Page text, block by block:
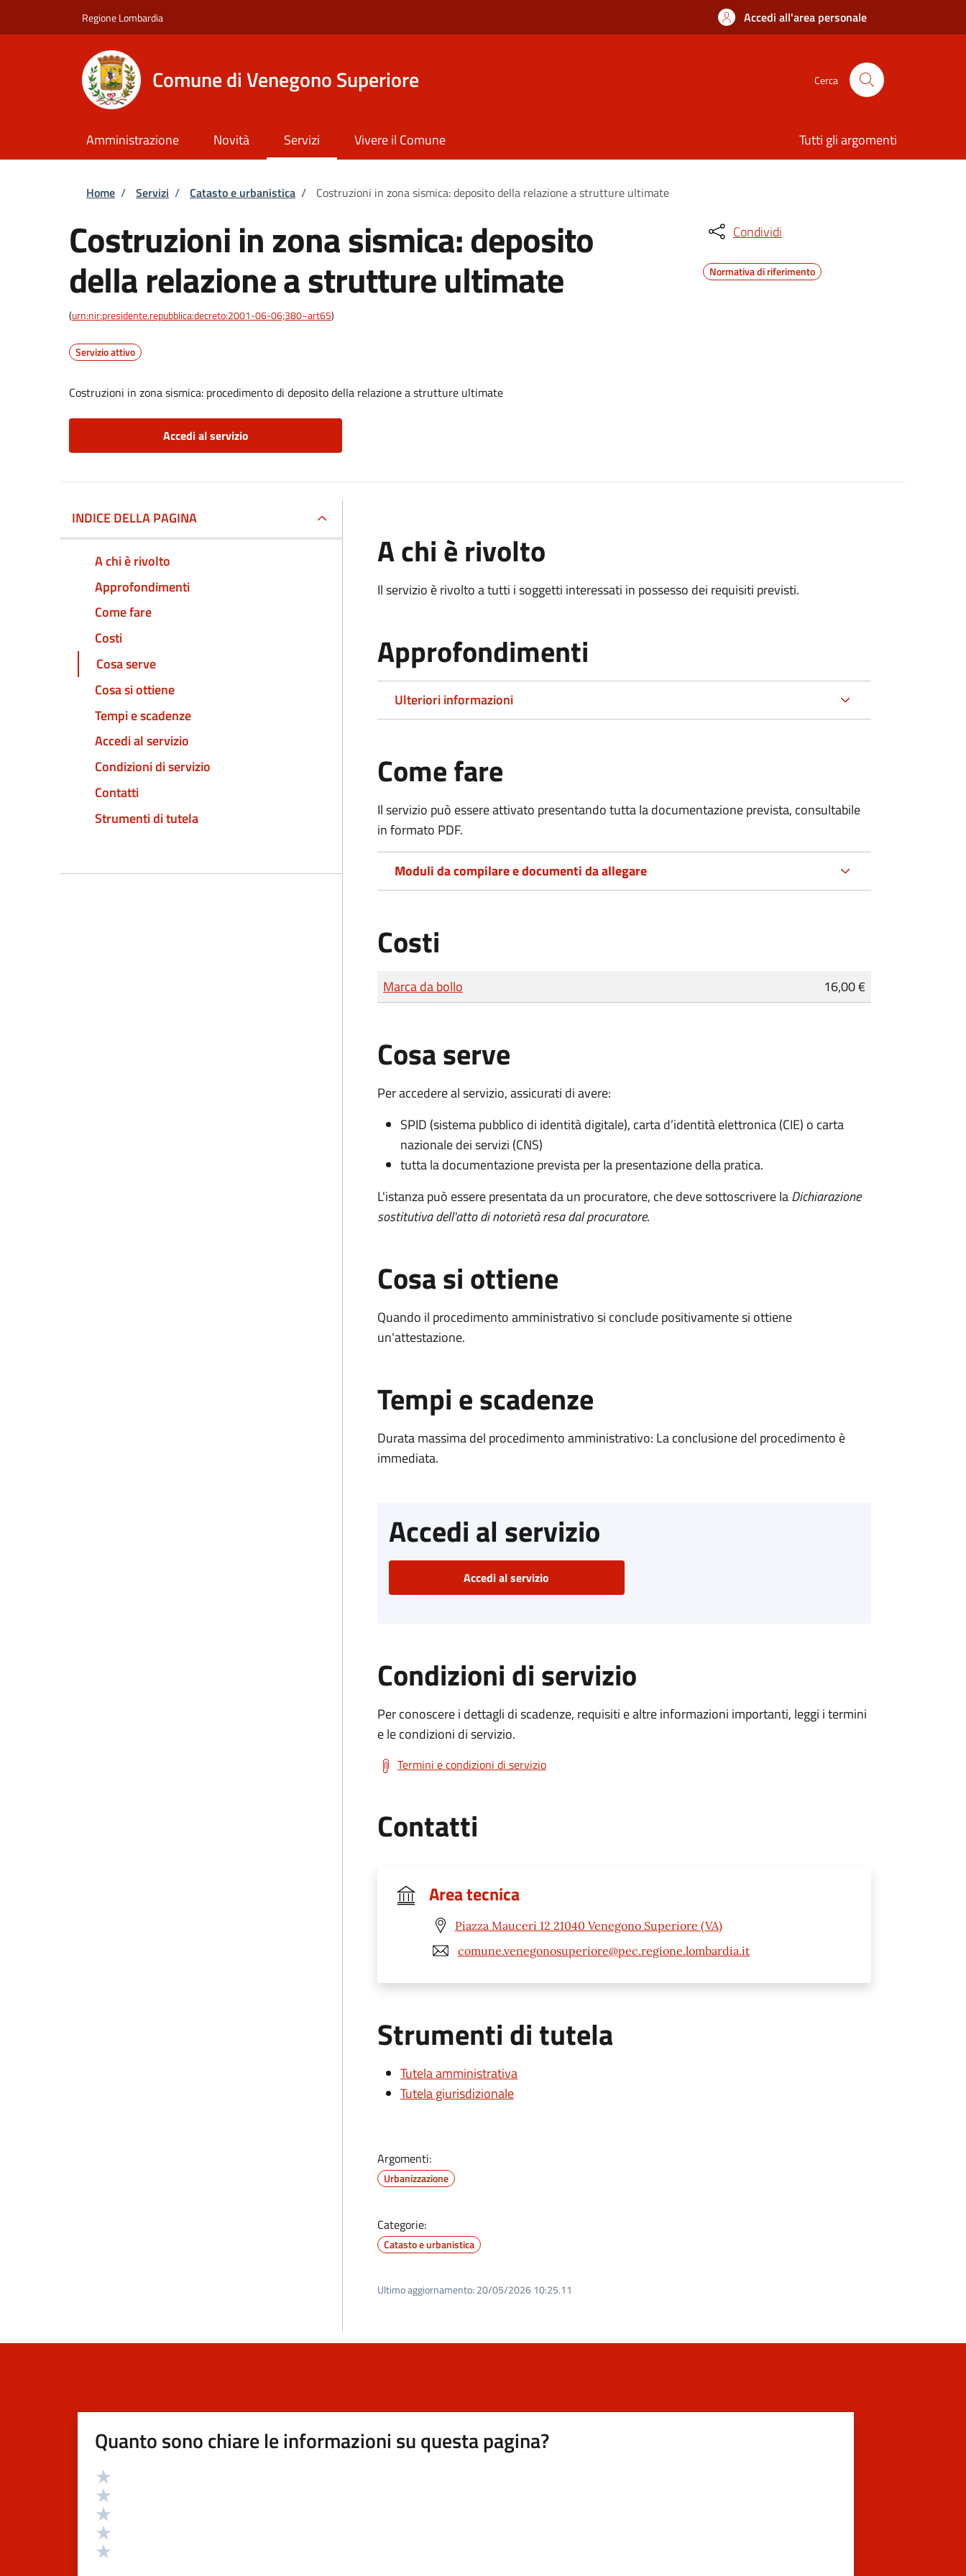
Regione Lombardia Accedi all'area personale
Comune di Venegono Superiore Cerca
Amministrazione Novità Servizi Vivere il Comune Tutti gli argomenti
Briciole di pane
Home / Servizi / Catasto e urbanistica / Costruzioni in zona sismica: deposito della relazione a strutture ultimate
Costruzioni in zona sismica: deposito
della relazione a strutture ultimate
(urn:nir:presidente.repubblica:decreto:2001-06-06;380~art65)
Servizio attivo
Costruzioni in zona sismica: procedimento di deposito della relazione a strutture ultimate
Accedi al servizio
Condividi
Normativa di riferimento
INDICE DELLA PAGINA
A chi è rivolto
Approfondimenti
Come fare
Costi
Cosa serve
Cosa si ottiene
Tempi e scadenze
Accedi al servizio
Condizioni di servizio
Contatti
Strumenti di tutela
A chi è rivolto
Il servizio è rivolto a tutti i soggetti interessati in possesso dei requisiti previsti.
Approfondimenti
Ulteriori informazioni
Come fare
Il servizio può essere attivato presentando tutta la documentazione prevista, consultabile
in formato PDF.
Moduli da compilare e documenti da allegare
Costi
Tipo di pagamento
Importo
Marca da bollo 16,00 €
Cosa serve
Per accedere al servizio, assicurati di avere:
SPID (sistema pubblico di identità digitale), carta d’identità elettronica (CIE) o carta
nazionale dei servizi (CNS)
tutta la documentazione prevista per la presentazione della pratica.
L'istanza può essere presentata da un procuratore, che deve sottoscrivere laDichiarazione
sostitutiva dell'atto di notorietà resa dal procuratore.
Cosa si ottiene
Quando il procedimento amministrativo si conclude positivamente si ottiene
un'attestazione.
Tempi e scadenze
Durata massima del procedimento amministrativo: La conclusione del procedimento è
immediata.
Accedi al servizio
Accedi al servizio
Condizioni di servizio
Per conoscere i dettagli di scadenze, requisiti e altre informazioni importanti, leggi i termini
e le condizioni di servizio.
Termini e condizioni di servizio
Contatti
Area tecnica
Piazza Mauceri 12 21040 Venegono Superiore (VA)
comune.venegonosuperiore@pec.regione.lombardia.it
Strumenti di tutela
Tutela amministrativa
Tutela giurisdizionale
Argomenti:
Urbanizzazione
Categorie:
Catasto e urbanistica
Ultimo aggiornamento: 20/05/2026 10:25.11
Quanto sono chiare le informazioni su questa pagina?
Valutazione